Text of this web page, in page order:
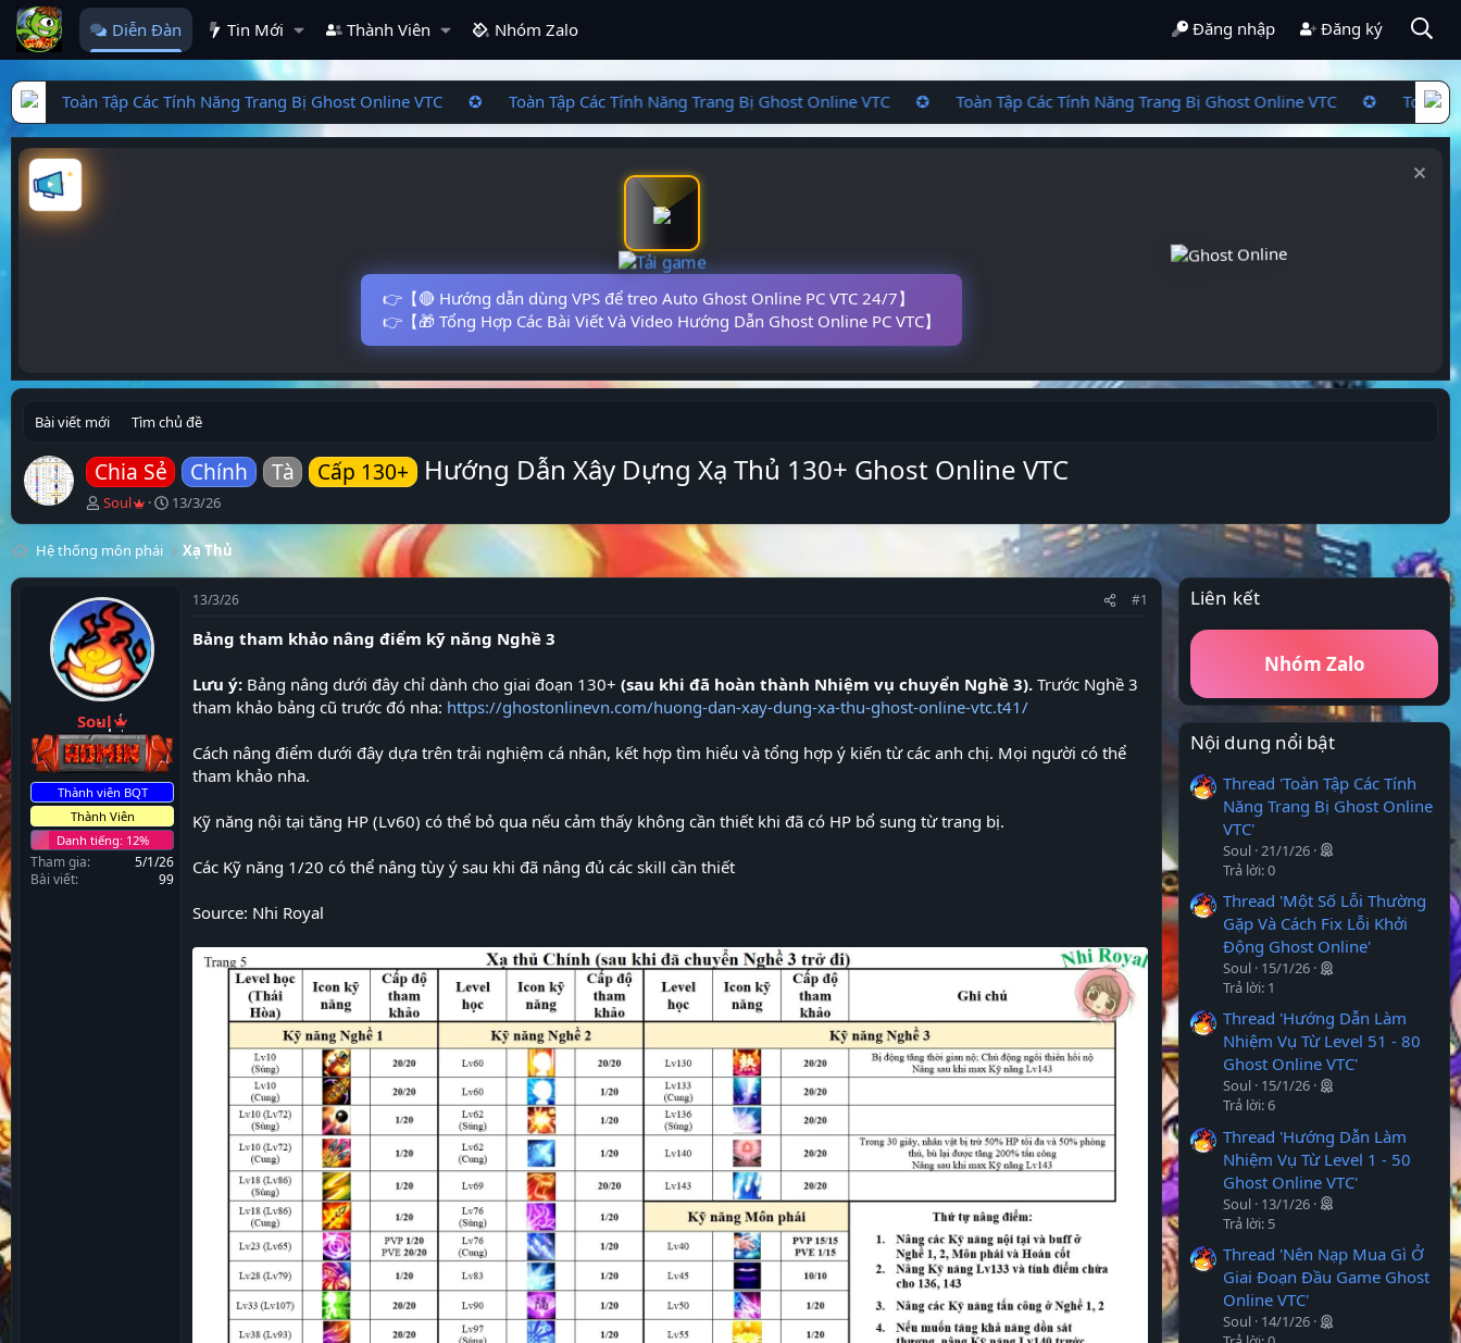
Diễn Đàn Tin Mới Thành Viên Nhóm Zalo Đăng nhập Đăng ký
Toàn Tập Các Tính Năng Trang Bị Ghost Online VTC ✪ Toàn Tập Các Tính Năng Trang Bị Ghost Online VTC ✪ Toàn Tập Các Tính Năng Trang Bị Ghost Online VTC ✪
👉【🔴 Hướng dẫn dùng VPS để treo Auto Ghost Online PC VTC 24/7】
👉【🎁 Tổng Hợp Các Bài Viết Và Video Hướng Dẫn Ghost Online PC VTC】
Bài viết mới Tìm chủ đề
Chia Sẻ Chính Tà Cấp 130+ Hướng Dẫn Xây Dựng Xạ Thủ 130+ Ghost Online VTC
N
g
ờ
i
k
h
ở
i
t
ạ
o
Soul
N
g
y
b
13/3/26
Hệ thống môn phái Xạ Thủ
Soul
Thành viên BQT
Thành Viên
Tham gia
5/1/26
Bài viết
99
13/3/26 #1
Bảng tham khảo nâng điểm kỹ năng Nghề 3
Lưu ý: Bảng nâng dưới đây chỉ dành cho giai đoạn 130+ (sau khi đã hoàn thành Nhiệm vụ chuyển Nghề 3). Trước Nghề 3
tham khảo bảng cũ trước đó nha: https://ghostonlinevn.com/huong-dan-xay-dung-xa-thu-ghost-online-vtc.t41/
Cách nâng điểm dưới đây dựa trên trải nghiệm cá nhân, kết hợp tìm hiểu và tổng hợp ý kiến từ các anh chị. Mọi người có thể
tham khảo nha.
Kỹ năng nội tại tăng HP (Lv60) có thể bỏ qua nếu cảm thấy không cần thiết khi đã có HP bổ sung từ trang bị.
Các Kỹ năng 1/20 có thể nâng tùy ý sau khi đã nâng đủ các skill cần thiết
Source: Nhi Royal
Liên kết
Nhóm Zalo
Nội dung nổi bật
Thread 'Toàn Tập Các Tính
Năng Trang Bị Ghost Online
VTC'
Soul 21/1/26
Trả lời: 0
Thread 'Một Số Lỗi Thường
Gặp Và Cách Fix Lỗi Khởi
Động Ghost Online'
Soul 15/1/26
Trả lời: 1
Thread 'Hướng Dẫn Làm
Nhiệm Vụ Từ Level 51 - 80
Ghost Online VTC'
Soul 15/1/26
Trả lời: 6
Thread 'Hướng Dẫn Làm
Nhiệm Vụ Từ Level 1 - 50
Ghost Online VTC'
Soul 13/1/26
Trả lời: 5
Thread 'Nên Nạp Mua Gì Ở
Giai Đoạn Đầu Game Ghost
Online VTC'
Soul 14/1/26